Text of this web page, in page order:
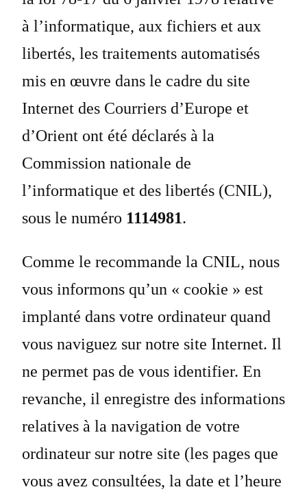
à l’informatique, aux fichiers et aux
libertés, les traitements automatisés
mis en œuvre dans le cadre du site
Internet des Courriers d’Europe et
d’Orient ont été déclarés à la
Commission nationale de
l’informatique et des libertés (CNIL),
sous le numéro 1114981.
Comme le recommande la CNIL, nous
vous informons qu’un « cookie » est
implanté dans votre ordinateur quand
vous naviguez sur notre site Internet. Il
ne permet pas de vous identifier. En
revanche, il enregistre des informations
relatives à la navigation de votre
ordinateur sur notre site (les pages que
vous avez consultées, la date et l’heure